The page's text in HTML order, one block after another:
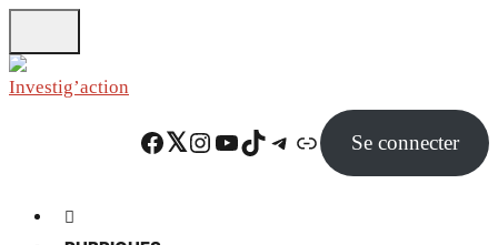
to
main
Facebook Twitter Instagram YouTube TikTok Telegram Lien Se connecter